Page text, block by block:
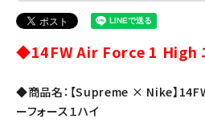
◆14FW Air Force 1 High エ
◆商品名：【Supreme × Nike】
ーフォース１ハイ